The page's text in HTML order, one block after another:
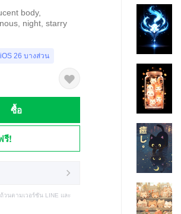
body,
night, starry
26 บางส่วน
ซื้อ
รี!
วนตามเวอร์ชัน LINE และ